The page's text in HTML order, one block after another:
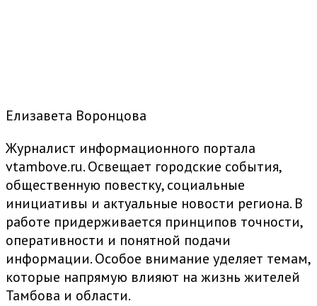
Елизавета Воронцова
Журналист информационного портала
vtambove.ru. Освещает городские события,
общественную повестку, социальные
инициативы и актуальные новости региона. В
работе придерживается принципов точности,
оперативности и понятной подачи
информации. Особое внимание уделяет темам,
которые напрямую влияют на жизнь жителей
Тамбова и области.